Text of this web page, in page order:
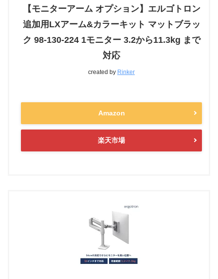
【モニターアーム オプション】エルゴトロン
追加用LXアーム&カラーキット マットブラッ
ク 98-130-224 1モニター 3.2から11.3kg まで
対応
created by Rinker
Amazon
楽天市場